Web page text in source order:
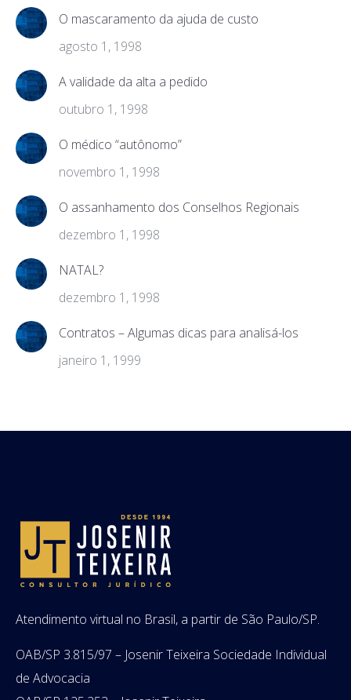
O mascaramento da ajuda de custo
agosto 1, 1998
A validade da alta a pedido
outubro 1, 1998
O médico “autônomo”
novembro 1, 1998
O assanhamento dos Conselhos Regionais
dezembro 1, 1998
NATAL?
dezembro 1, 1998
Contratos – Algumas dicas para analisá-los
janeiro 1, 1999
Atendimento virtual no Brasil, a partir de São Paulo/SP.
OAB/SP 3.815/97 – Josenir Teixeira Sociedade Individual
de Advocacia